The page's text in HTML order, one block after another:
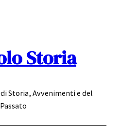
Storia
Storia, Avvenimenti e del
Passato